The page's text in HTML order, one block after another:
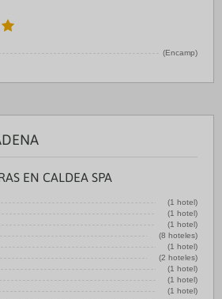
(Encamp)
EN CALDEA SPA
(1 hotel)
(1 hotel)
(1 hotel)
(8 hoteles)
(1 hotel)
(2 hoteles)
(1 hotel)
(1 hotel)
(1 hotel)